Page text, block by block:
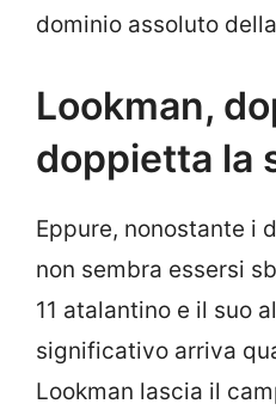
dominio assoluto
Lookman,
doppietta la
Eppure, nonostante i
non sembra essersi
11 atalantino e il suo
significativo arriva
Lookman lascia il